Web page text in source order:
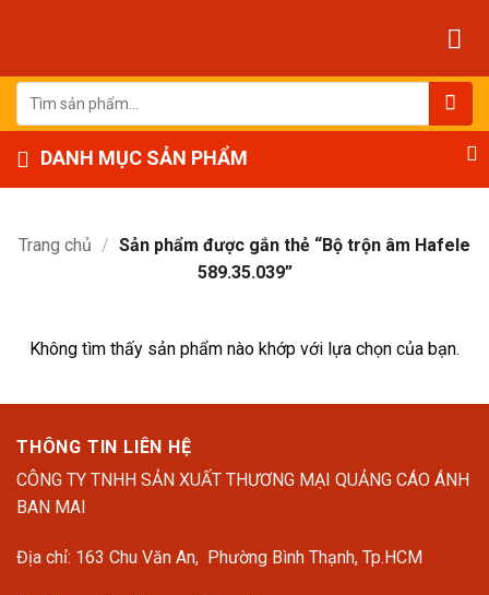
dung
Tìm
kiếm:
DANH MỤC SẢN PHẨM
Trang chủ / Sản phẩm được gắn thẻ “Bộ trộn âm Hafele
589.35.039”
Không tìm thấy sản phẩm nào khớp với lựa chọn của bạn.
THÔNG TIN LIÊN HỆ
CÔNG TY TNHH SẢN XUẤT THƯƠNG MẠI QUẢNG CÁO ÁNH
BAN MAI
Địa chỉ: 163 Chu Văn An, Phường Bình Thạnh, Tp.HCM